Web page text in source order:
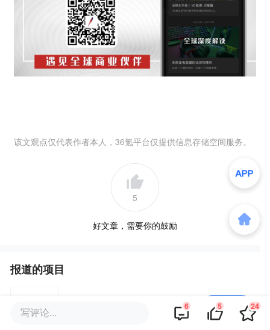
该文观点仅代表作者本人，36氪平台仅提供信息存储空间服务。
5
好文章，需要你的鼓励
报道的项目
我要联络
信息与通信基础设施和智能终端提供商
写评论... 6 5 24